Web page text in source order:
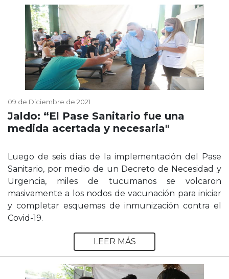
09 de Diciembre de 2021
Jaldo: “El Pase Sanitario fue una
medida acertada y necesaria"
Luego de seis días de la implementación del Pase
Sanitario, por medio de un Decreto de Necesidad y
Urgencia, miles de tucumanos se volcaron
masivamente a los nodos de vacunación para iniciar
y completar esquemas de inmunización contra el
Covid-19.
LEER MÁS